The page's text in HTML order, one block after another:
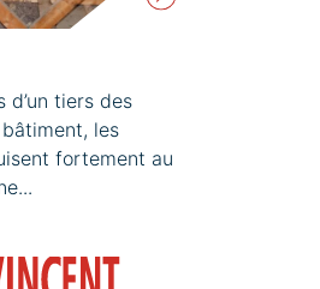
d’un tiers des
bâtiment, les
fortement au